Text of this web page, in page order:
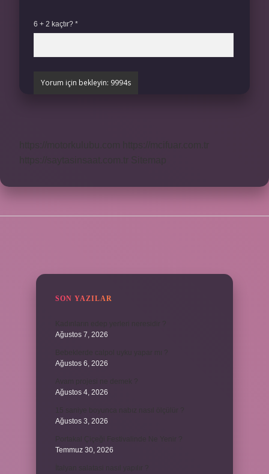
6 + 2 kaçtır? *
SON YAZILAR
Ağustos 7, 2026
Ağustos 6, 2026
Ağustos 4, 2026
Ağustos 3, 2026
Temmuz 30, 2026